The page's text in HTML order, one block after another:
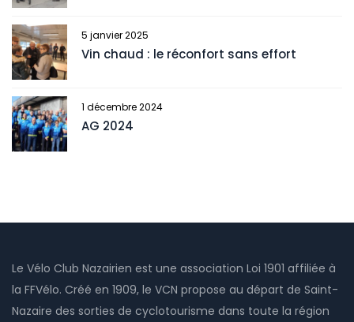
5 janvier 2025
Vin chaud : le réconfort sans effort
1 décembre 2024
AG 2024
Le Vélo Club Nazairien est une association Loi 1901 affiliée à
la FFVélo. Créé en 1909, le VCN propose au départ de Saint-
Nazaire des sorties de cyclotourisme dans toute la région